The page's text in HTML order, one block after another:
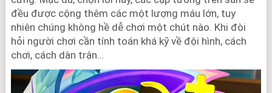
đều được cộng thêm các một lượng máu lớn, tuy
nhiên chúng không hề dễ chơi một chút nào. Khi đòi
hỏi người chơi cần tính toán khá kỹ về đội hình, cách
chơi, cách dàn trận…